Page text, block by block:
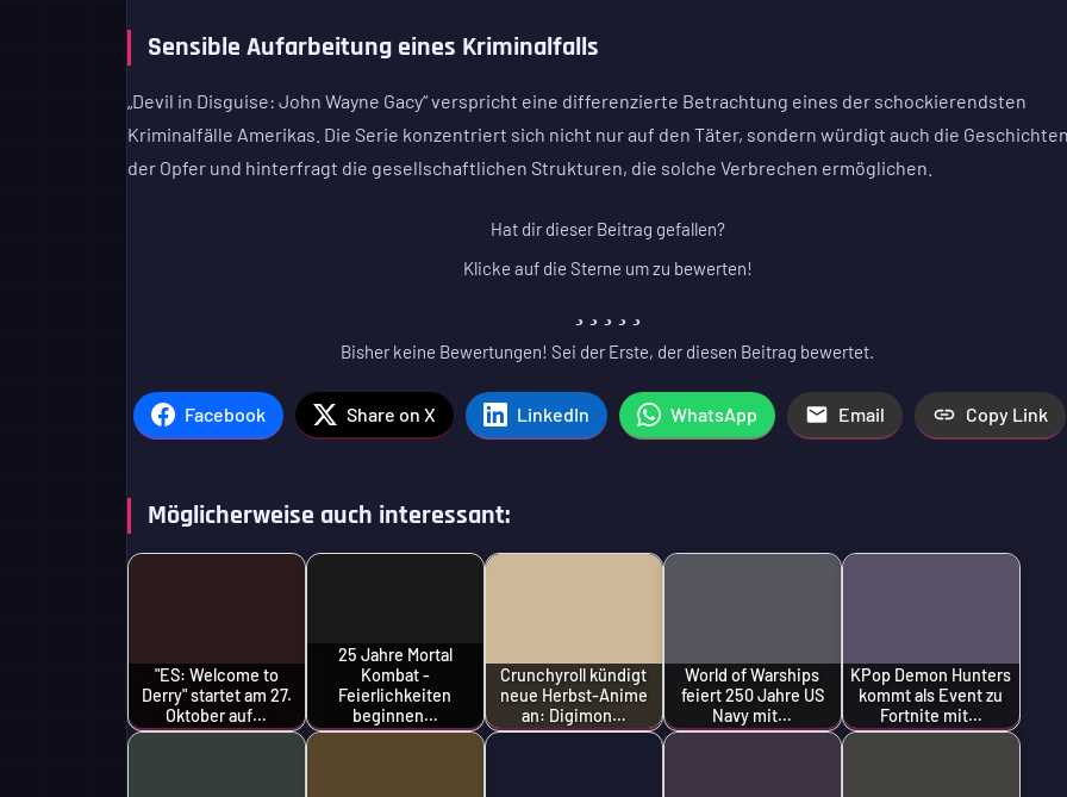
Sensible Aufarbeitung eines Kriminalfalls
„Devil in Disguise: John Wayne Gacy“ verspricht eine differenzierte Betrachtung eines der schockierendsten
Kriminalfälle Amerikas. Die Serie konzentriert sich nicht nur auf den Täter, sondern würdigt auch die
der Opfer und hinterfragt die gesellschaftlichen Strukturen, die solche Verbrechen ermöglichen.
Hat dir dieser Beitrag gefallen?
Klicke auf die Sterne um zu bewerten!
Bisher keine Bewertungen! Sei der Erste, der diesen Beitrag bewertet.
Facebook Share on X LinkedIn WhatsApp Email Copy Link
Möglicherweise auch interessant:
"ES: Welcome to
Derry" startet am 27.
Oktober auf…
25 Jahre Mortal
Kombat -
Feierlichkeiten
beginnen…
Crunchyroll kündigt
neue Herbst-Anime
an: Digimon…
World of Warships
feiert 250 Jahre US
Navy mit…
KPop Demon Hunters
kommt als Event zu
Fortnite mit…